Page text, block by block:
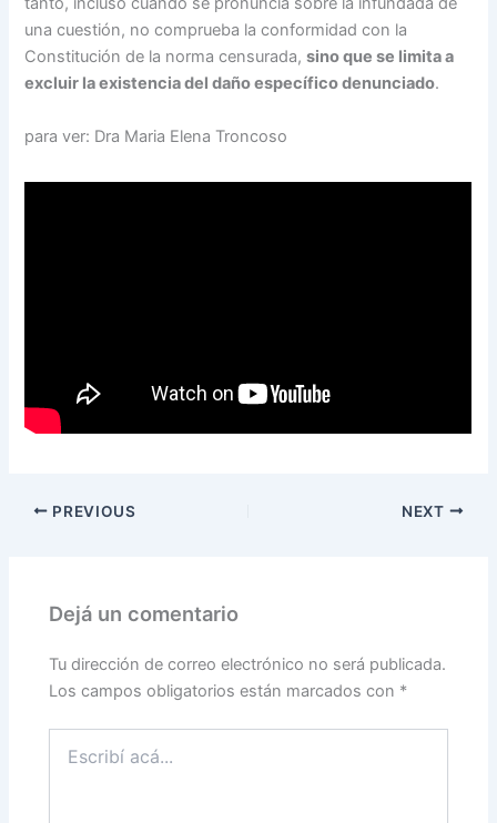
una cuestión, no comprueba la conformidad con la
Constitución de la norma censurada,sino que se limita a
excluir la existencia del daño específico denunciado.
para ver: Dra Maria Elena Troncoso
PREVIOUS NEXT
Dejá un comentario
Tu dirección de correo electrónico no será publicada.
Los campos obligatorios están marcados con *
acá...